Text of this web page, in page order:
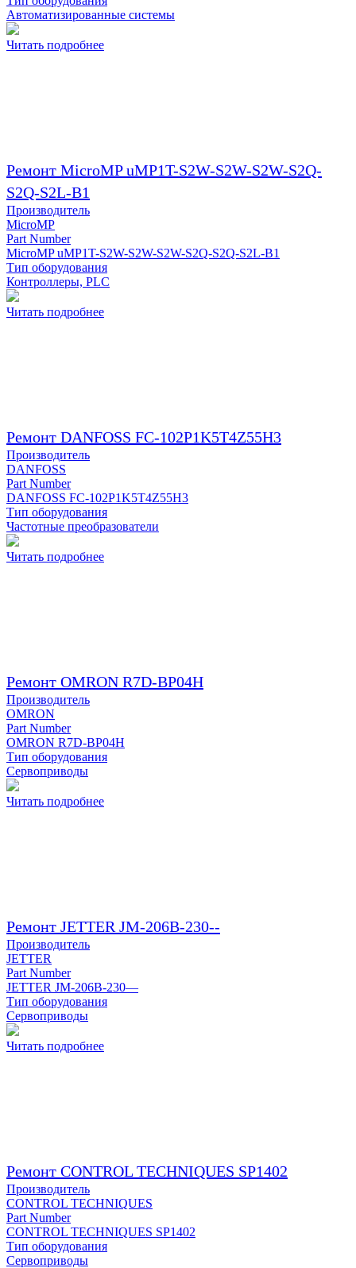
Автоматизированные системы
Читать подробнее
Ремонт MicroMP uMP1T-S2W-S2W-S2W-S2Q-
S2Q-S2L-B1
Производитель
MicroMP
Part Number
MicroMP uMP1T-S2W-S2W-S2W-S2Q-S2Q-S2L-B1
Тип оборудования
Контроллеры, PLC
Читать подробнее
Ремонт DANFOSS FC-102P1K5T4Z55H3
Производитель
DANFOSS
Part Number
DANFOSS FC-102P1K5T4Z55H3
Тип оборудования
Частотные преобразователи
Читать подробнее
Ремонт OMRON R7D-BP04H
Производитель
OMRON
Part Number
OMRON R7D-BP04H
Тип оборудования
Сервоприводы
Читать подробнее
Ремонт JETTER JM-206B-230--
Производитель
JETTER
Part Number
JETTER JM-206B-230—
Тип оборудования
Сервоприводы
Читать подробнее
Ремонт CONTROL TECHNIQUES SP1402
Производитель
CONTROL TECHNIQUES
Part Number
CONTROL TECHNIQUES SP1402
Тип оборудования
Сервоприводы